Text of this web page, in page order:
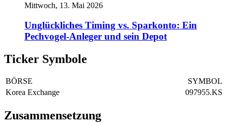
Mittwoch, 13. Mai 2026
Unglückliches Timing vs. Sparkonto: Ein
Pechvogel-Anleger und sein Depot
Ticker Symbole
BÖRSE
SYMBOL
Korea Exchange
097955.KS
Zusammensetzung